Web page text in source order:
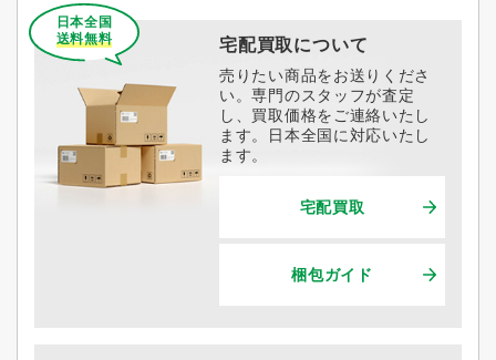
宅配買取について
日本全国
送料無料
売りたい商品をお送りくださ
い。専門のスタッフが査定
し、買取価格をご連絡いたし
ます。日本全国に対応いたし
ます。
宅配買取
梱包ガイド